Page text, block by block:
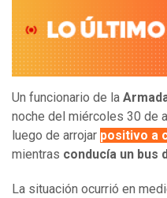
Un funcionario de la
noche del miércoles 30 de
luego de arrojar positivo a
mientras conducía un bus
La situación ocurrió en